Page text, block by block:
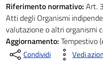
Riferimento normativo: Art.
Atti degli Organismi
valutazione o altri organismi
Aggiornamento: Tempestivo
Condividi Vedi